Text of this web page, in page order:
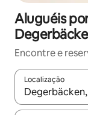
Aluguéis
Encontre e
Localização
Quando os